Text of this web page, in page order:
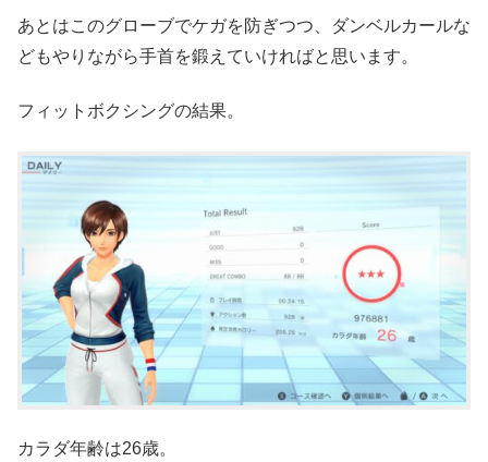
あとはこのグローブでケガを防ぎつつ、ダンベルカールな
どもやりながら手首を鍛えていければと思います。
フィットボクシングの結果。
カラダ年齢は26歳。